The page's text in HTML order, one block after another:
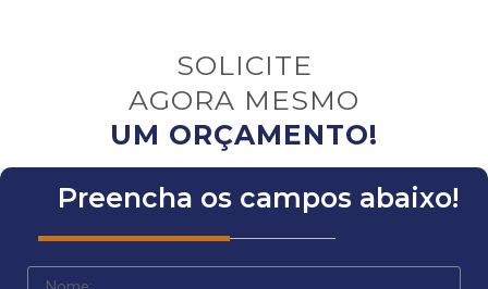
SOLICITE
AGORA MESMO
UM ORÇAMENTO!
Preencha os campos abaixo!